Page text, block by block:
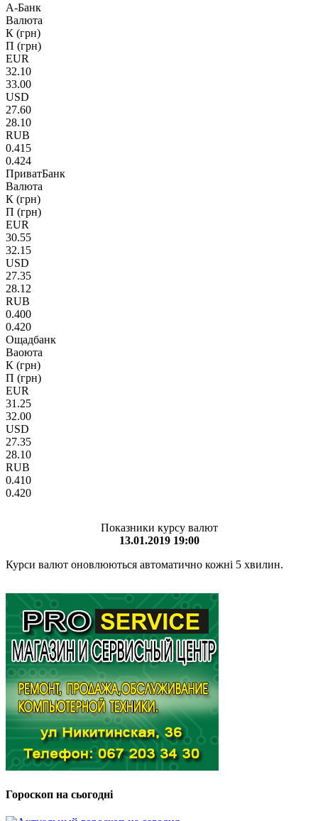
А-Банк
Валюта
К (грн)
П (грн)
EUR
32.10
33.00
USD
27.60
28.10
RUB
0.415
0.424
ПриватБанк
Валюта
К (грн)
П (грн)
EUR
30.55
32.15
USD
27.35
28.12
RUB
0.400
0.420
Ощадбанк
Ваоюта
К (грн)
П (грн)
EUR
31.25
32.00
USD
27.35
28.10
RUB
0.410
0.420
Показники курсу валют
13.01.2019 19:00
Курси валют оновлюються автоматично кожні 5 хвилин.
Гороскоп на сьогодні